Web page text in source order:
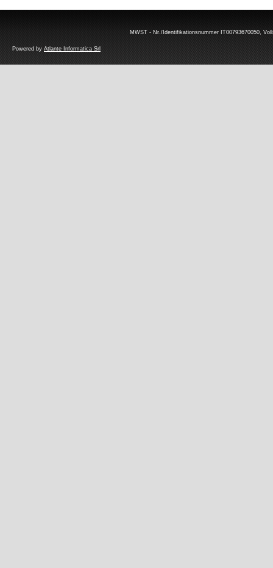
MWST - Nr./Identifikationsnummer IT00793670050,
Powered by Atlante Informatica Srl